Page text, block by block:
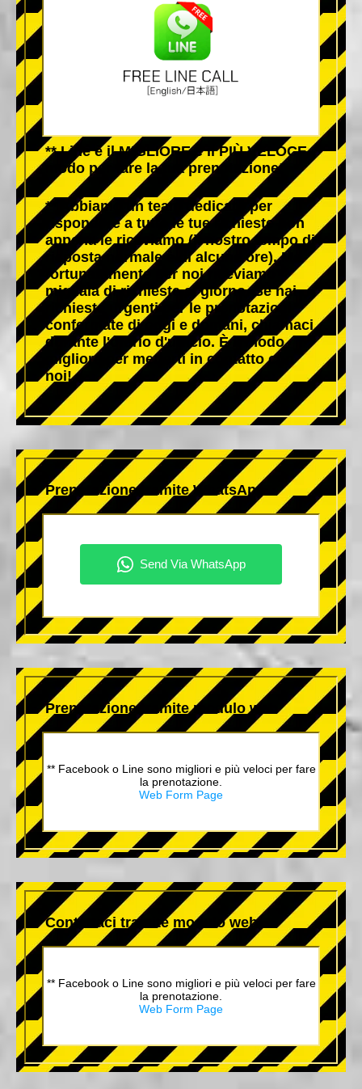
** Line è il MIGLIORE e il PIÙ VELOCE
modo per fare la tua prenotazione!
** Abbiamo un team dedicato per
rispondere a tutte le tue richieste non
appena le riceviamo (il nostro tempo di
risposta normale è di alcune ore). Ma
fortunatamente per noi riceviamo
migliaia di richieste al giorno. Se hai
richieste urgenti per le prenotazioni
confermate di oggi e domani, chiamaci
durante l'orario d'ufficio. È il modo
migliore per metterti in contatto con
noi!
Prenotazione tramite WhatsApp
Prenotazione tramite modulo web
** Facebook o Line sono migliori e più veloci per fare
la prenotazione.
Web Form Page
Contattaci tramite modulo web
** Facebook o Line sono migliori e più veloci per fare
la prenotazione.
Web Form Page